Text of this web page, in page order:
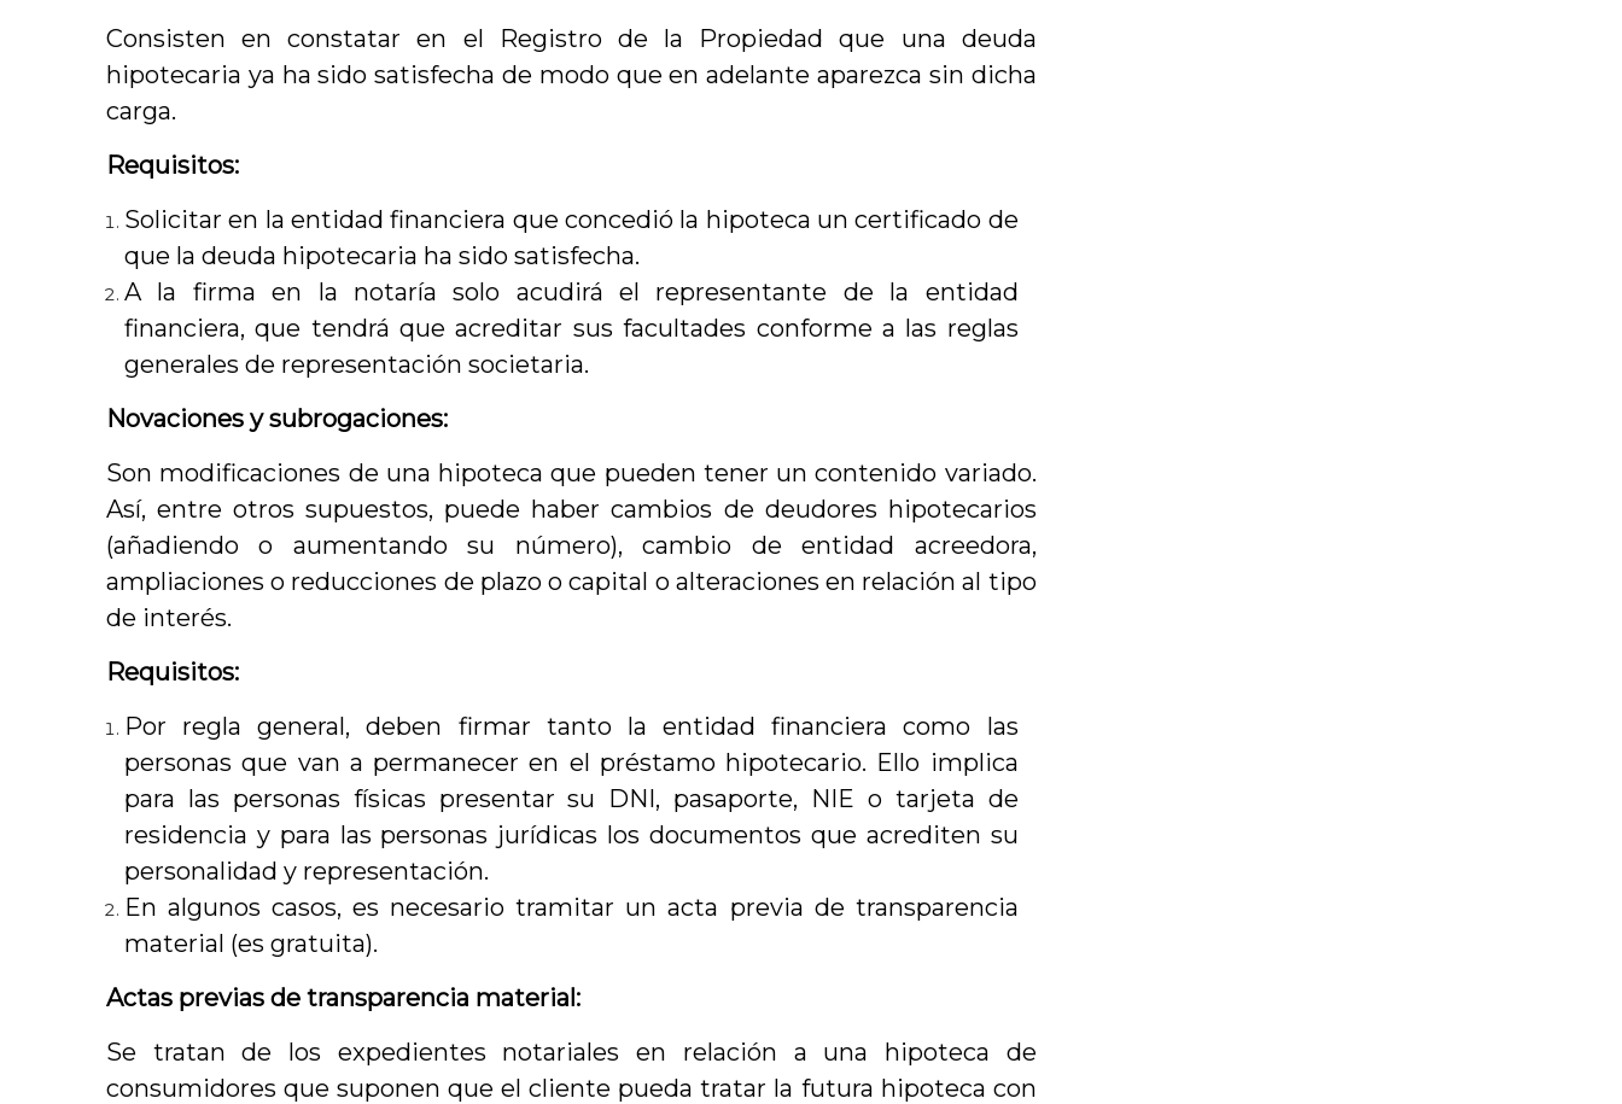
Consisten en constatar en el Registro de la Propiedad que una deuda
hipotecaria ya ha sido satisfecha de modo que en adelante aparezca sin dicha
carga.
Requisitos:
Solicitar en la entidad financiera que concedió la hipoteca un certificado de
que la deuda hipotecaria ha sido satisfecha.
A la firma en la notaría solo acudirá el representante de la entidad
financiera, que tendrá que acreditar sus facultades conforme a las reglas
generales de representación societaria.
Novaciones y subrogaciones:
Son modificaciones de una hipoteca que pueden tener un contenido variado.
Así, entre otros supuestos, puede haber cambios de deudores hipotecarios
(añadiendo o aumentando su número), cambio de entidad acreedora,
ampliaciones o reducciones de plazo o capital o alteraciones en relación al tipo
de interés.
Requisitos:
Por regla general, deben firmar tanto la entidad financiera como las
personas que van a permanecer en el préstamo hipotecario. Ello implica
para las personas físicas presentar su DNI, pasaporte, NIE o tarjeta de
residencia y para las personas jurídicas los documentos que acrediten su
personalidad y representación.
En algunos casos, es necesario tramitar un acta previa de transparencia
material (es gratuita).
Actas previas de transparencia material:
Se tratan de los expedientes notariales en relación a una hipoteca de
consumidores que suponen que el cliente pueda tratar la futura hipoteca con